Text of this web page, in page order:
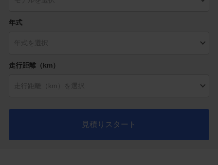
年式
走行距離（km）
見積りスタート